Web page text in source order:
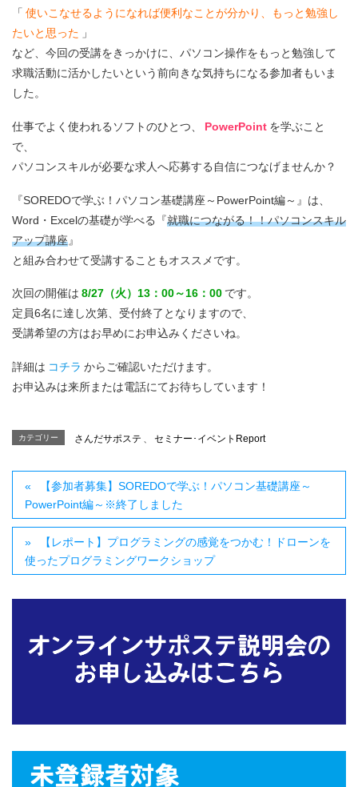
「 使いこなせるようになれば便利なことが分かり、もっと勉強し
たいと思った 」
など、今回の受講をきっかけに、パソコン操作をもっと勉強して
求職活動に活かしたいという前向きな気持ちになる参加者もいま
した。
仕事でよく使われるソフトのひとつ、 PowerPoint を学ぶこと
で、
パソコンスキルが必要な求人へ応募する自信につなげませんか？
『SOREDOで学ぶ！パソコン基礎講座～PowerPoint編～』は、
Word・Excelの基礎が学べる『就職につながる！！パソコンスキル
アップ講座』
と組み合わせて受講することもオススメです。
次回の開催は 8/27（火）13：00～16：00 です。
定員6名に達し次第、受付終了となりますので、
受講希望の方はお早めにお申込みくださいね。
詳細は コチラ からご確認いただけます。
お申込みは来所または電話にてお待ちしています！
カテゴリー さんだサポステ 、 セミナー･イベントReport
【参加者募集】SOREDOで学ぶ！パソコン基礎講座～
PowerPoint編～※終了しました
【レポート】プログラミングの感覚をつかむ！ドローンを
使ったプログラミングワークショップ